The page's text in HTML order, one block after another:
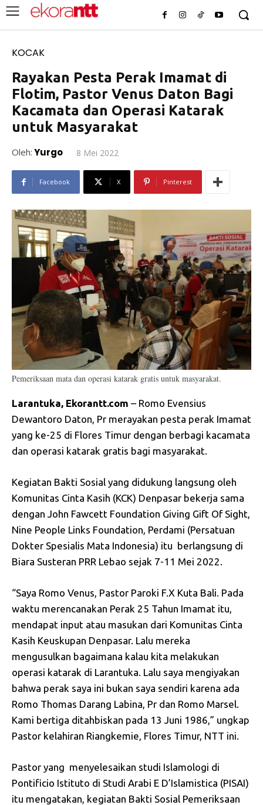
KOCAK
Rayakan Pesta Perak Imamat di
Flotim, Pastor Venus Daton Bagi
Kacamata dan Operasi Katarak
untuk Masyarakat
Oleh: Yurgo 8 Mei 2022
Facebook X Pinterest
Pemeriksaan mata dan operasi katarak gratis untuk masyarakat.
Larantuka, Ekorantt.com – Romo Evensius
Dewantoro Daton, Pr merayakan pesta perak Imamat
yang ke-25 di Flores Timur dengan berbagi kacamata
dan operasi katarak gratis bagi masyarakat.
Kegiatan Bakti Sosial yang didukung langsung oleh
Komunitas Cinta Kasih (KCK) Denpasar bekerja sama
dengan John Fawcett Foundation Giving Gift Of Sight,
Nine People Links Foundation, Perdami (Persatuan
Dokter Spesialis Mata Indonesia) itu berlangsung di
Biara Susteran PRR Lebao sejak 7-11 Mei 2022.
“Saya Romo Venus, Pastor Paroki F.X Kuta Bali. Pada
waktu merencanakan Perak 25 Tahun Imamat itu,
mendapat input atau masukan dari Komunitas Cinta
Kasih Keuskupan Denpasar. Lalu mereka
mengusulkan bagaimana kalau kita melakukan
operasi katarak di Larantuka. Lalu saya mengiyakan
bahwa perak saya ini bukan saya sendiri karena ada
Romo Thomas Darang Labina, Pr dan Romo Marsel.
Kami bertiga ditahbiskan pada 13 Juni 1986,” ungkap
Pastor kelahiran Riangkemie, Flores Timur, NTT ini.
Pastor yang menyelesaikan studi Islamologi di
Pontificio Istituto di Studi Arabi E D’Islamistica (PISAI)
itu mengatakan, kegiatan Bakti Sosial Pemeriksaan